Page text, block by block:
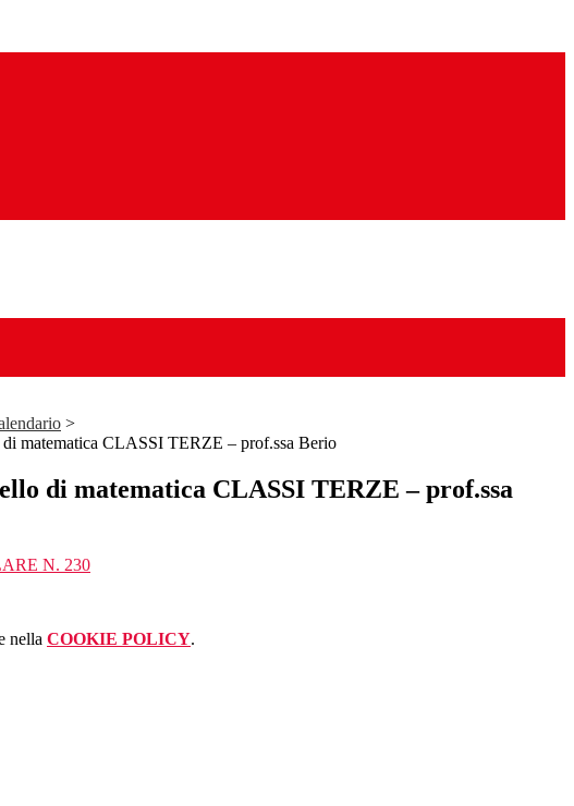
>
di matematica CLASSI TERZE – prof.ssa Berio
di matematica CLASSI TERZE – prof.ssa
N. 230
nella COOKIE POLICY.